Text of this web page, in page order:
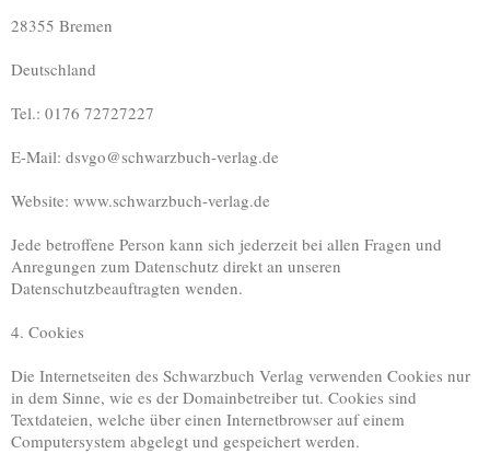
28355 Bremen
Deutschland
Tel.: 0176 72727227
E-Mail: dsvgo@schwarzbuch-verlag.de
Website: www.schwarzbuch-verlag.de
Jede betroffene Person kann sich jederzeit bei allen Fragen und
Anregungen zum Datenschutz direkt an unseren
Datenschutzbeauftragten wenden.
4. Cookies
Die Internetseiten des Schwarzbuch Verlag verwenden Cookies nur
in dem Sinne, wie es der Domainbetreiber tut. Cookies sind
Textdateien, welche über einen Internetbrowser auf einem
Computersystem abgelegt und gespeichert werden.